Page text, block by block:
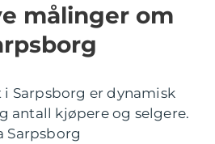
målinger om
Sarpsborg er dynamisk
antall kjøpere og selgere.
Sarpsborg